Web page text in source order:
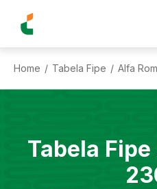
Home / Tabela Fipe / Alfa
Tabela Fipe